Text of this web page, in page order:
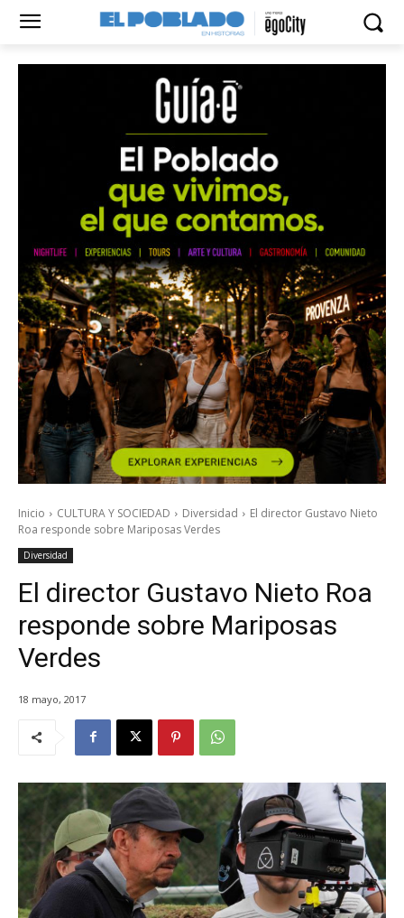
Inicio CULTURA Y SOCIEDAD Diversidad
El director Gustavo Nieto
Roa responde sobre Mariposas Verdes
Diversidad
El director Gustavo Nieto Roa
responde sobre Mariposas
Verdes
18 mayo, 2017